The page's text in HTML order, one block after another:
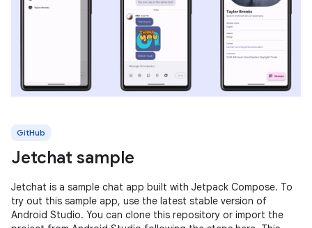
GitHub
Jetchat sample
Jetchat is a sample chat app built with Jetpack Compose. To
try out this sample app, use the latest stable version of
Android Studio. You can clone this repository or import the